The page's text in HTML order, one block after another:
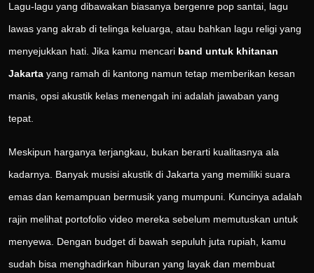
Lagu-lagu yang dibawakan biasanya bergenre pop santai, lagu
lawas yang akrab di telinga keluarga, atau bahkan lagu religi yang
menyejukkan hati. Jika kamu mencari band untuk khitanan
Jakarta yang ramah di kantong namun tetap memberikan kesan
manis, opsi akustik kelas menengah ini adalah jawaban yang
tepat.
Meskipun harganya terjangkau, bukan berarti kualitasnya ala
kadarnya. Banyak musisi akustik di Jakarta yang memiliki suara
emas dan kemampuan bermusik yang mumpuni. Kuncinya adalah
rajin melihat portofolio video mereka sebelum memutuskan untuk
menyewa. Dengan budget di bawah sepuluh juta rupiah, kamu
sudah bisa menghadirkan hiburan yang layak dan membuat